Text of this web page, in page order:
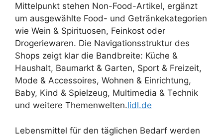
Mittelpunkt stehen Non-Food-Artikel, ergänzt
um ausgewählte Food- und Getränkekategorien
wie Wein & Spirituosen, Feinkost oder
Drogeriewaren. Die Navigationsstruktur des
Shops zeigt klar die Bandbreite: Küche &
Haushalt, Baumarkt & Garten, Sport & Freizeit,
Mode & Accessoires, Wohnen & Einrichtung,
Baby, Kind & Spielzeug, Multimedia & Technik
und weitere Themenwelten.lidl.de
Lebensmittel für den täglichen Bedarf werden